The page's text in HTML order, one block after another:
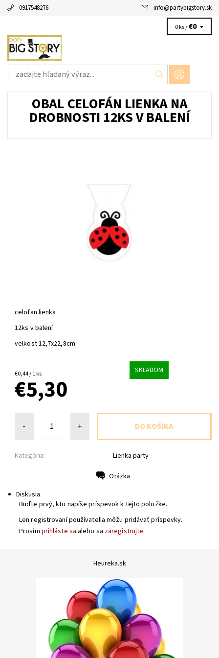
0917548276 info@partybigstory.sk
0 ks /€0
OBAL CELOFÁN LIENKA NA
DROBNOSTI 12KS V BALENÍ
celofan lienka
12ks v balení
velkost 12,7x22,8cm
€0,44 / 1 ks SKLADOM
€5,30
- +
Kategória: Lienka party
Otázka
Diskusia
Buďte prvý, kto napíše príspevok k tejto položke.
Len registrovaní používatelia môžu pridávať príspevky.
Prosím prihláste sa alebo sa zaregistrujte.
Heureka.sk